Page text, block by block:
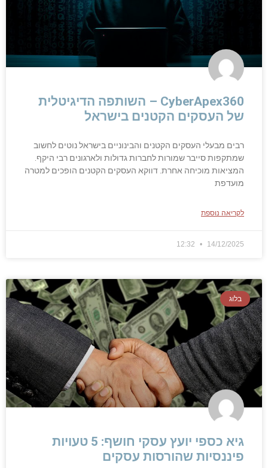
CyberApex360 – השותפה הדיגיטלית
של העסקים הקטנים בישראל
רבים מבעלי העסקים הקטנים והבינוניים בישראל נוטים לחשוב
שמתקפות סייבר שמורות לחברות גדולות ולארגונים רבי היקף.
המציאות מוכיחה אחרת. דווקא העסקים הקטנים הופכים למטרה
מועדפת
לקריאה נוספת
14/12/2025
בלוג
גיא כספי יועץ עסקי חושף: 5 טעויות
פיננסיות שהורסות עסקים